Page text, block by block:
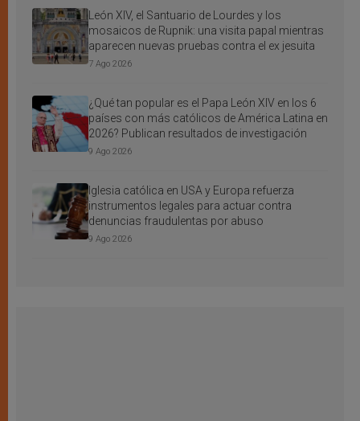
León XIV, el Santuario de Lourdes y los
mosaicos de Rupnik: una visita papal mientras
aparecen nuevas pruebas contra el ex jesuita
7 Ago 2026
¿Qué tan popular es el Papa León XIV en los 6
países con más católicos de América Latina en
2026? Publican resultados de investigación
9 Ago 2026
Iglesia católica en USA y Europa refuerza
instrumentos legales para actuar contra
denuncias fraudulentas por abuso
9 Ago 2026